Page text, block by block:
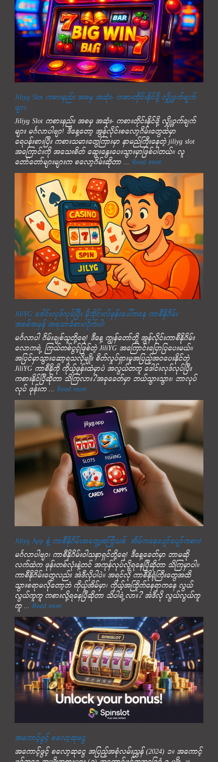
Jiliyg Slot ကစားနည်း အစမှ အဆုံး- ကစားတိုင်းနိုင်ဖို့ လျှို့ဝှက်ချက်
များ
Jiliyg Slot ကစားနည်း အစမှ အဆုံး- ကစားတိုင်းနိုင်ဖို့ လျှို့ဝှက်ချက်
များ မင်္ဂလာပါဗျာ! ဒီနေ့တော့ အွန်လိုင်းစလော့ဂိမ်းတွေထဲမှာ
ရေပန်းစားပြီး ကစားသမားတွေကြားမှာ နာမည်ကြီးနေတဲ့ jiliyg slot
အကြောင်းကို အသေးစိတ် ဆွေးနွေးပေးသွားမှာဖြစ်ပါတယ်။ လူ
တော်တော်များများက စလော့ဂိမ်းဆိုတာ ... Read more
JiliYG ဒေါင်းလုဒ်လုပ်ပြီး မိုဘိုင်းလ်ဖုန်းပေါ်ကနေ ကာစီနိုဂိမ်း
အစစ်အမှန် အရသာခံစားလိုက်ပါ!
မင်္ဂလာပါ ဂိမ်းချစ်သူတို့ရေ! ဒီနေ့ ကျွန်တော်တို့ အွန်လိုင်းကာစီနိုဂိမ်း
လောကရဲ့ ကြယ်တစ်ပွင့်ဖြစ်တဲ့ JiliYG အကြောင်းပြောပြပေးမယ်။
အပြင်မှာသွားဆော့ရသလိုမျိုး စိတ်လှုပ်ရှားမှုအပြည့်အဝပေးနိုင်တဲ့
JiliYG ကာစီနိုကို ကိုယ့်ဖုန်းထဲမှာပဲ အလွယ်တကူ ဒေါင်းလုဒ်လုပ်ပြီး
ကစားနိုင်ပြီဆိုတာ သိကြလား?အခုခေတ်မှာ ဘယ်သွားသွား၊ ဘာလုပ်
လုပ် ဖုန်းက ... Read more
Jiliyg App နဲ့ ကာစီနိုဂိမ်းအတွေ့အကြုံသစ်: အိမ်ကနေပျော်ပျော်ကစား!
မင်္ဂလာပါဗျာ၊ ကာစီနိုဂိမ်းဝါသနာရှင်တို့ရေ! ဒီနေ့ခေတ်မှာ ဘာမဆို
လက်ထဲက ဖုန်းတစ်လုံးနဲ့တင် အကုန်လုပ်လို့ရနေပြီဆိုတာ သိကြမှာပါ။
ကာစီနိုဂိမ်းတွေလည်း အဲဒီလိုပါပဲ။ အရင်လို ကာစီနိုရုံကြီးတွေအထိ
သွားစရာမလိုတော့ဘဲ ကိုယ့်အိမ်မှာ၊ ကိုယ့်အကြိုက်နေရာကနေ လွယ်
လွယ်ကူကူ ကစားလို့ရနေပြီဆိုတာ သိပါရဲ့လား? အဲဒီလို လွယ်လွယ်ကူ
ကူ ... Read more
အကောင့်ဖွင့် စလော့ဆုငွေ
အကောင့်ဖွင့် စလော့ဆုငွေ အပြည့်အစုံလမ်းညွှန် (2024) ၁။ အကောင့်